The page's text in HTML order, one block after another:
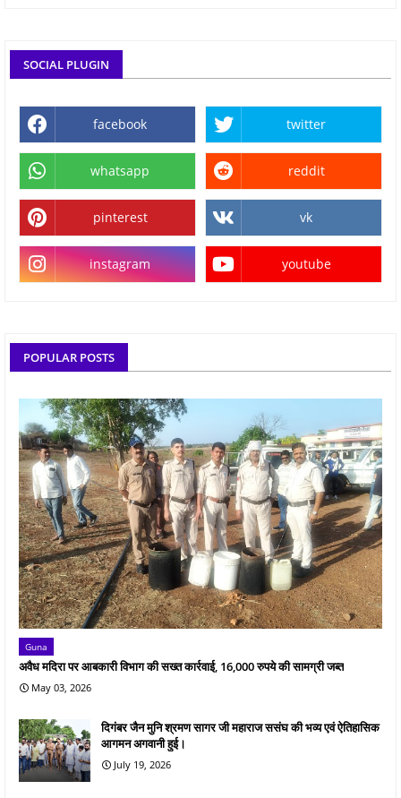
SOCIAL PLUGIN
facebook twitter
whatsapp reddit
pinterest vk
instagram youtube
POPULAR POSTS
Guna
अवैध मदिरा पर आबकारी विभाग की सख्त कार्रवाई, 16,000 रुपये की सामग्री जब्त
May 03, 2026
दिगंबर जैन मुनि श्रमण सागर जी महाराज ससंघ की भव्य एवं ऐतिहासिक
आगमन अगवानी हुई।
July 19, 2026